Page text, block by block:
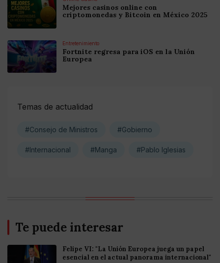
Mejores casinos online con
criptomonedas y Bitcoin en México 2025
Entretenimiento
Fortnite regresa para iOS en la Unión
Europea
Temas de actualidad
#Consejo de Ministros #Gobierno
#Internacional #Manga #Pablo Iglesias
Te puede interesar
Felipe VI: "La Unión Europea juega un papel
esencial en el actual panorama internacional"